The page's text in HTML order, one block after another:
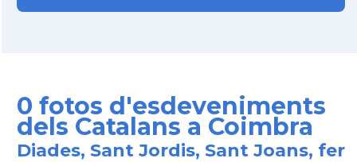
0 fotos d'esdeveniments
dels Catalans a Coimbra
Diades, Sant Jordis, Sant Joans, fer